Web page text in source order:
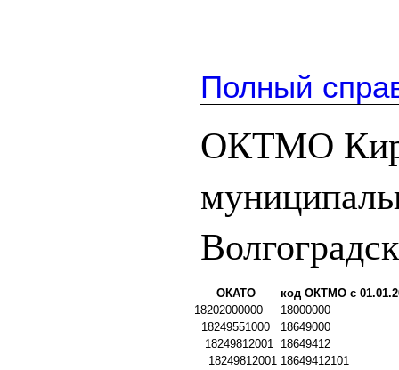
Полный
ОКТМО
ОКАТО
код ОКТМО с
18202000000
18000000
18249551000
18649000
18249812001 18649412
18249812001 18649412101